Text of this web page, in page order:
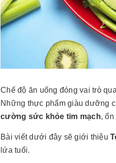
Chế độ ăn uống đóng vai trò
Những thực phẩm giàu dưỡng
cường sức khỏe tim mạch,
Bài viết dưới đây sẽ giới thiệu
lứa tuổi.